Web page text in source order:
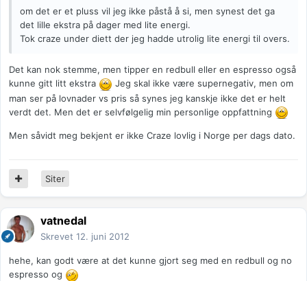
om det er et pluss vil jeg ikke påstå å si, men synest det ga
det lille ekstra på dager med lite energi.
Tok craze under diett der jeg hadde utrolig lite energi til overs.
Det kan nok stemme, men tipper en redbull eller en espresso også
kunne gitt litt ekstra
Jeg skal ikke være supernegativ, men om
man ser på lovnader vs pris så synes jeg kanskje ikke det er helt
verdt det. Men det er selvfølgelig min personlige oppfattning
Men såvidt meg bekjent er ikke Craze lovlig i Norge per dags dato.
Siter
vatnedal
Skrevet 12. juni 2012
hehe, kan godt være at det kunne gjort seg med en redbull og no
espresso og